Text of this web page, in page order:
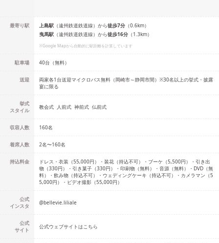
最寄り駅 上島駅 （遠州鉄道鉄道線） から徒歩7分 （0.6km）
曳馬駅 （遠州鉄道鉄道線） から徒歩16分 （1.3km）
※Google Mapから自動的に駅距離を計算しています
駐車場 40台（無料）
送迎
両家各1台送迎マイクロバス無料（岡崎市～静岡市間）※30名以上の挙式・披露
宴に限る
挙式
スタイル
教会式 人前式 神前式 仏前式
収容人数 160名
着席人数 2名〜160名
持込料金
ドレス・衣装（55,000円）・装花（持込不可）・ブーケ（5,500円）・引き出
物（330円）・引き菓子（330円）・印刷物（無料）・音源（無料）・DVD（無
料）・飲み物（持込不可）・ウェディングケーキ（持込不可）・カメラマン（5
5,000円）・ビデオ撮影（55,000円）
公式
インスタ
@bellevie.liliale
公式
サイト
公式ウェブサイトはこちら